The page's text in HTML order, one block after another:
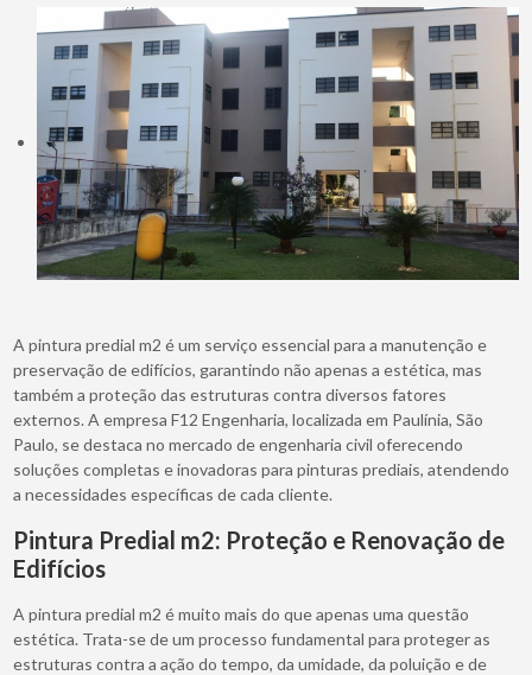
A pintura predial m2 é um serviço essencial para a manutenção e
preservação de edifícios, garantindo não apenas a estética, mas
também a proteção das estruturas contra diversos fatores
externos. A empresa F12 Engenharia, localizada em Paulínia, São
Paulo, se destaca no mercado de engenharia civil oferecendo
soluções completas e inovadoras para pinturas prediais, atendendo
a necessidades específicas de cada cliente.
Pintura Predial m2: Proteção e Renovação de
Edifícios
A pintura predial m2 é muito mais do que apenas uma questão
estética. Trata-se de um processo fundamental para proteger as
estruturas contra a ação do tempo, da umidade, da poluição e de